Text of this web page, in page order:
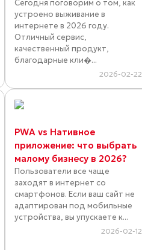
Сегодня поговорим о том, как
устроено выживание в
интернете в 2026 году.
Отличный сервис,
качественный продукт,
благодарные кли�...
2026-02-22
PWA vs Нативное
приложение: что выбрать
малому бизнесу в 2026?
Пользователи все чаще
заходят в интернет со
смартфонов. Если ваш сайт не
адаптирован под мобильные
устройства, вы упускаете к...
2026-02-12